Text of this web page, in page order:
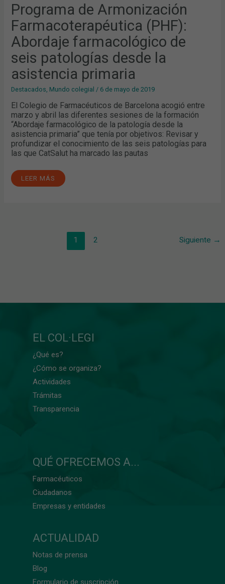
Programa de Armonización
Farmacoterapéutica (PHF):
Abordaje farmacológico de
seis patologías desde la
asistencia primaria
Destacados Mundo colegial / 6 de mayo de 2019
El Colegio de Farmacéuticos de Barcelona acogió entre
marzo y abril las diferentes sesiones de la formación
“Abordaje farmacológico de la patología desde la
asistencia primaria” que tenía por objetivos: Revisar y
profundizar el conocimiento de las seis patologías para
las que CatSalut ha marcado las pautas
PATOLOGÍAS
DESDE
LA
ASISTENCIA
PRIMARIA
LEER MÁS
1 2 Siguiente →
EL COL·LEGI
¿Qué es?
¿Cómo se organiza?
Actividades
Trámitas
Transparencia
QUÉ OFRECEMOS A...
Farmacéuticos
Ciudadanos
Empresas y entidades
ACTUALIDAD
Notas de prensa
Blog
Formulario de suscripción